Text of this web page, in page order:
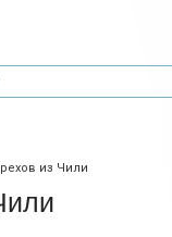
из Чили